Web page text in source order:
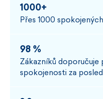
1000+
Přes 1000
98 %
Zákazníků doporučuje
spokojenosti za